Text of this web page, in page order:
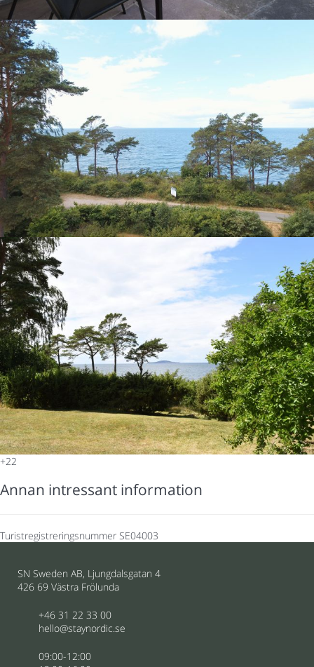
+22
Annan intressant information
Turistregistreringsnummer SE04003
SN Sweden AB, Ljungdalsgatan 4
426 69 Västra Frölunda
+46 31 22 33 00
hello@staynordic.se
09:00-12:00